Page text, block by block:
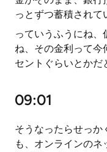
っとずつ蓄積されて
っていうふうにね
ね、その金利って今
セントぐらいとかだ
09:01
そうなったらせっか
も、オンラインの